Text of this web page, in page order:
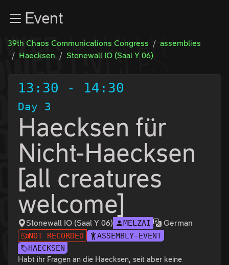
Zum InhaltEvent
39th Chaos Communications Congress
assemblies
Haecksen
Stonewall IO (Saal Y 06)
13:30 - 14:30
Day 3
Haecksen für
Nicht-Haecksen
[all creatures
welcome]
Stonewall IO (Saal Y 06) MELZAI German
NOT RECORDED
ASSEMBLY-EVENT
HAECKSEN
Habt ihr Fragen an die Haecksen, seit aber keine